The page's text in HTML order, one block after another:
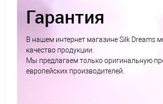
Гарантия
В нашем интернет магазине Silk Dreams
качество продукции.
Мы предлагаем только оригинальную
европейских производителей.